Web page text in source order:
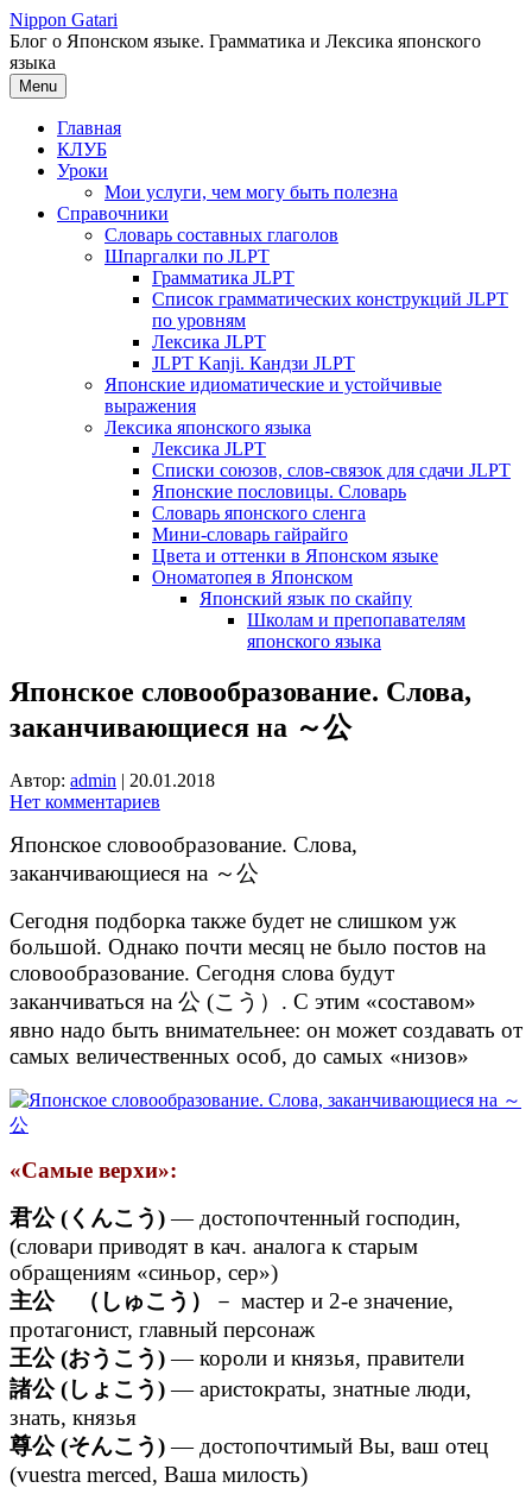
Перейти
к
содержимому
Nippon Gatari
Блог о Японском языке. Грамматика и Лексика японского
языка
Menu
Главная
КЛУБ
Уроки
Мои услуги, чем могу быть полезна
Справочники
Словарь составных глаголов
Шпаргалки по JLPT
Грамматика JLPT
Список грамматических конструкций JLPT
по уровням
Лексика JLPT
JLPT Kanji. Кандзи JLPT
Японские идиоматические и устойчивые
выражения
Лексика японского языка
Лексика JLPT
Списки союзов, слов-связок для сдачи JLPT
Японские пословицы. Словарь
Словарь японского сленга
Мини-словарь гайрайго
Цвета и оттенки в Японском языке
Ономатопея в Японском
Японский язык по скайпу
Школам и препопавателям
японского языка
Японское словообразование. Слова,
заканчивающиеся на ～公
Автор: admin | 20.01.2018
Нет комментариев
Японское словообразование. Слова,
заканчивающиеся на ～公
Сегодня подборка также будет не слишком уж
большой. Однако почти месяц не было постов на
словообразование. Сегодня слова будут
заканчиваться на 公 (こう）. С этим «составом»
явно надо быть внимательнее: он может создавать от
самых величественных особ, до самых «низов»
«Самые верхи»:
君公 (くんこう)— достопочтенный господин,
(словари приводят в кач. аналога к старым
обращениям «синьор, сер»)
主公 （しゅこう）
－ мастер и 2-е значение,
протагонист, главный персонаж
王公 (おうこう)— короли и князья, правители
諸公 (しょこう)— аристократы, знатные люди,
знать, князья
尊公 (そんこう)— достопочтимый Вы, ваш отец
(vuestra merced, Ваша милость)